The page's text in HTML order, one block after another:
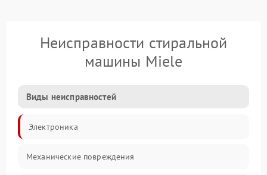
Неисправности стиральной
машины Miele
Виды неисправностей
Электроника
Механические повреждения